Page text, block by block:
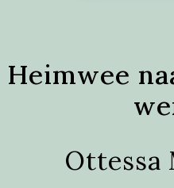
Heimwee
Ottessa